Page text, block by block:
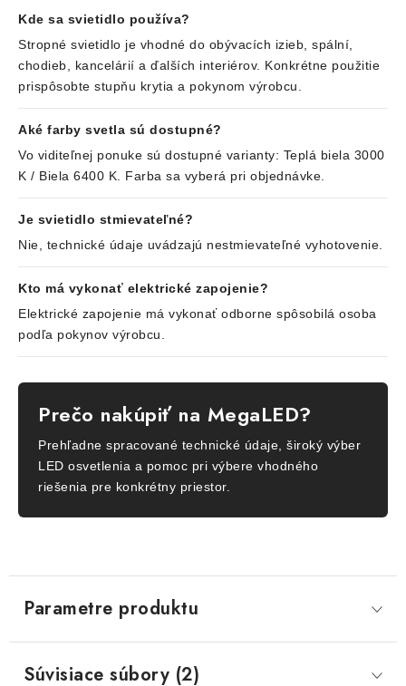
Kde sa svietidlo používa?
Stropné svietidlo je vhodné do obývacích izieb, spální,
chodieb, kancelárií a ďalších interiérov. Konkrétne použitie
prispôsobte stupňu krytia a pokynom výrobcu.
Aké farby svetla sú dostupné?
Vo viditeľnej ponuke sú dostupné varianty: Teplá biela 3000
K / Biela 6400 K. Farba sa vyberá pri objednávke.
Je svietidlo stmievateľné?
Nie, technické údaje uvádzajú nestmievateľné vyhotovenie.
Kto má vykonať elektrické zapojenie?
Elektrické zapojenie má vykonať odborne spôsobilá osoba
podľa pokynov výrobcu.
Prečo nakúpiť na MegaLED?
Prehľadne spracované technické údaje, široký výber
LED osvetlenia a pomoc pri výbere vhodného
riešenia pre konkrétny priestor.
Parametre produktu
Súvisiace súbory (2)